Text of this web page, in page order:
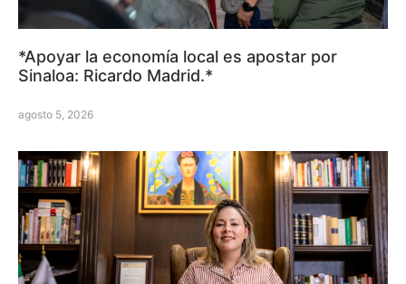
*Apoyar la economía local es apostar por
Sinaloa: Ricardo Madrid.*
agosto 5, 2026